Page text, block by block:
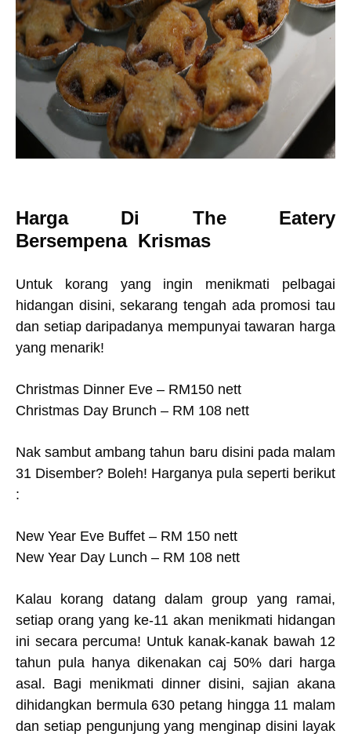
Harga Di The Eatery
Bersempena Krismas
Untuk korang yang ingin menikmati pelbagai
hidangan disini, sekarang tengah ada promosi tau
dan setiap daripadanya mempunyai tawaran harga
yang menarik!
Christmas Dinner Eve – RM150 nett
Christmas Day Brunch – RM 108 nett
Nak sambut ambang tahun baru disini pada malam
31 Disember? Boleh! Harganya pula seperti berikut
:
New Year Eve Buffet – RM 150 nett
New Year Day Lunch – RM 108 nett
Kalau korang datang dalam group yang ramai,
setiap orang yang ke-11 akan menikmati hidangan
ini secara percuma! Untuk kanak-kanak bawah 12
tahun pula hanya dikenakan caj 50% dari harga
asal. Bagi menikmati dinner disini, sajian akana
dihidangkan bermula 630 petang hingga 11 malam
dan setiap pengunjung yang menginap disini layak